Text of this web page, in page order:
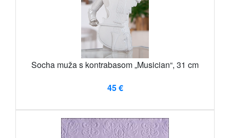
Socha muža s kontrabasom „Musician“, 31 cm
45 €